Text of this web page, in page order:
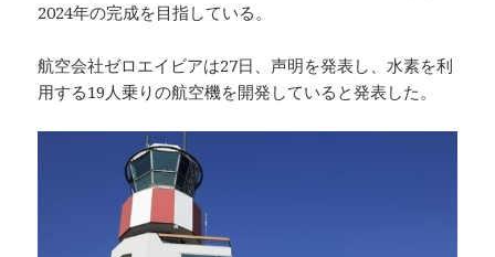
2024年の完成を目指している。
航空会社ゼロエイビアは27日、声明を発表し、水素を利
用する19人乗りの航空機を開発していると発表した。